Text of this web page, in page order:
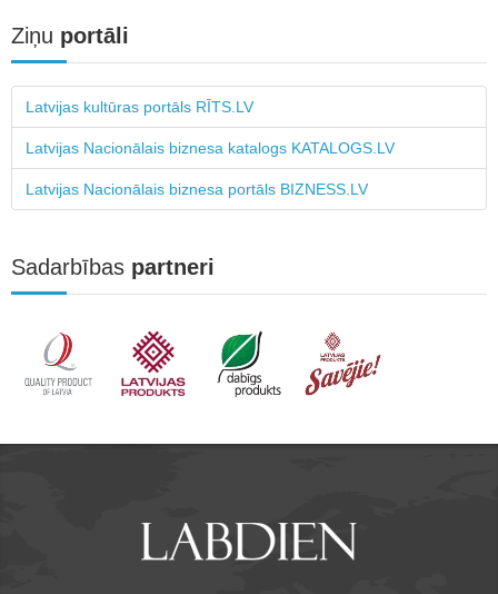
Ziņu portāli
Latvijas kultūras portāls RĪTS.LV
Latvijas Nacionālais biznesa katalogs KATALOGS.LV
Latvijas Nacionālais biznesa portāls BIZNESS.LV
Sadarbības partneri